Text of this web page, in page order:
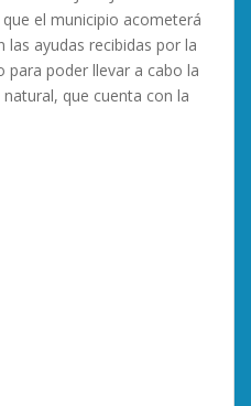
el municipio acometerá
ayudas recibidas por la
poder llevar a cabo la
que cuenta con la